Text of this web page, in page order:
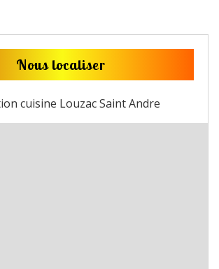
Nous localiser
cuisine Louzac Saint Andre